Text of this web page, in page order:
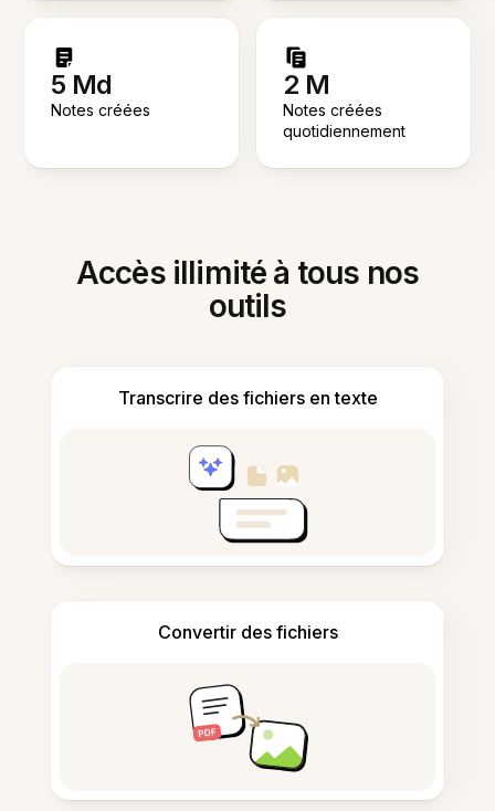
5 Md
Notes créées
2 M
Notes créées
quotidiennement
Accès illimité à tous nos
outils
Transcrire des fichiers en texte
Convertir des fichiers